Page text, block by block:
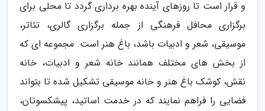
و قرار است تا روزهای آینده بهره برداری گردد تا محلی برای
برگزاری محافل فرهنگی از جمله برگزاری گالری، تئاتر،
موسیقی، شعر و ادبیات باشد، باغ هنر است. مجموعه ای که
از بخش های مختلف همانند خانه شعر و ادبیات، خانه
نقش، کوشک باغ هنر و خانه موسیقی تشکیل شده تا بتواند
فضایی را فراهم نمایند که در خدمت اساتید، پیشکسوتان،